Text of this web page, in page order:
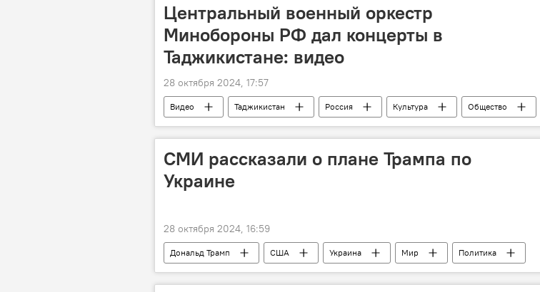
Центральный военный оркестр
Минобороны РФ дал концерты в
Таджикистане: видео
28 октября 2024, 17:57
Видео Таджикистан Россия Культура Общество
СМИ рассказали о плане Трампа по
Украине
28 октября 2024, 16:59
Дональд Трамп США Украина Мир
Политика
Спецоперация России по защите Донбасса: последние новости